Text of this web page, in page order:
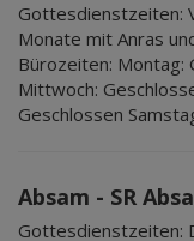
Gottesdienstzeiten:
Monate mit Anras
Bürozeiten: Montag:
Mittwoch:
Geschlossen
Absam - SR
Gottesdienstzeiten: